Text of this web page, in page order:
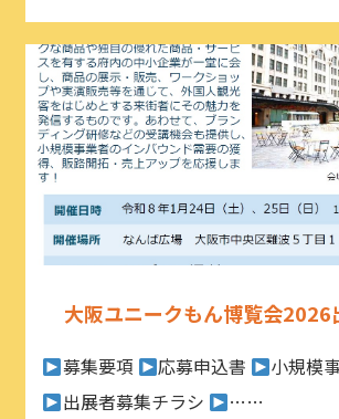
大阪ユニークもん博覧会2026
募集要項 応募申込書
小規模
出展者募集チラシ
……